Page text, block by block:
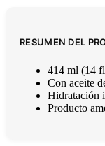
RESUMEN DEL
414 ml (14
Con aceite
Hidratación
Producto